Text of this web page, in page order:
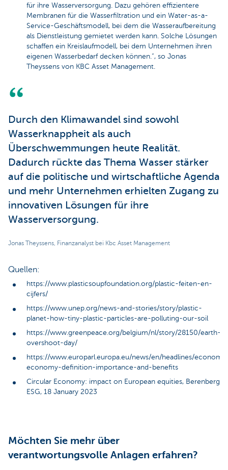
für ihre Wasserversorgung. Dazu gehören effizientere
Membranen für die Wasserfiltration und ein Water-as-a-
Service-Geschäftsmodell, bei dem die Wasseraufbereitung
als Dienstleistung gemietet werden kann. Solche Lösungen
schaffen ein Kreislaufmodell, bei dem Unternehmen ihren
eigenen Wasserbedarf decken können.“, so Jonas
Theyssens von KBC Asset Management.
Durch den Klimawandel sind sowohl
Wasserknappheit als auch
Überschwemmungen heute Realität.
Dadurch rückte das Thema Wasser stärker
auf die politische und wirtschaftliche Agenda
und mehr Unternehmen erhielten Zugang zu
innovativen Lösungen für ihre
Wasserversorgung.
Jonas Theyssens, Finanzanalyst bei Kbc Asset Management
Quellen:
https://www.plasticsoupfoundation.org/plastic-feiten-en-
cijfers/
https://www.unep.org/news-and-stories/story/plastic-
planet-how-tiny-plastic-particles-are-polluting-our-soil
https://www.greenpeace.org/belgium/nl/story/28150/earth-
overshoot-day/
https://www.europarl.europa.eu/news/en/headlines/
economy-definition-importance-and-benefits
Circular Economy: impact on European equities, Berenberg
ESG, 18 January 2023
Möchten Sie mehr über
verantwortungsvolle Anlagen erfahren?